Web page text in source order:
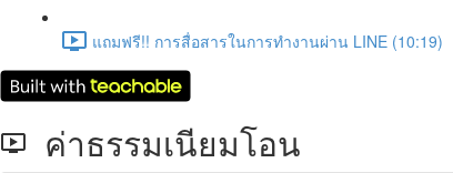
แถมฟรี!! การสื่อสารในการทำงานผ่าน LINE (10:19)
ค่าธรรมเนียมโอน